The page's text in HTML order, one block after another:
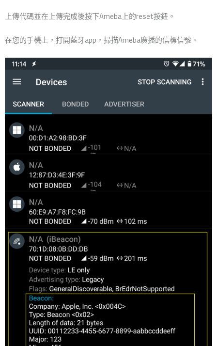
上傳代碼並在上傳完成後按下Ameba上的reset按鈕。
在您的手機上，打開藍牙app，掃描Ameba廣播的信標信號。